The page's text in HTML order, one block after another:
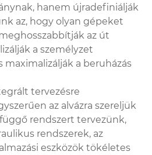
hanem újradefiniálják
az, hogy olyan gépeket
az út
a személyzet
a beruházás
tervezésre
az alvázra szereljük
rendszert tervezünk,
rendszerek, az
eszközök tökéletes